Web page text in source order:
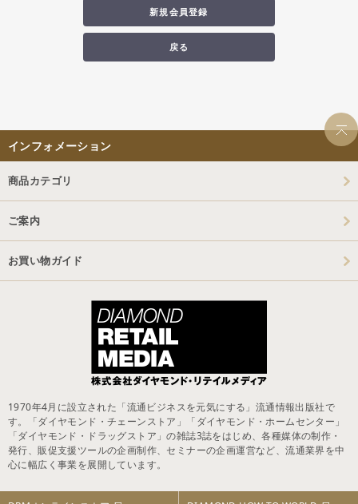
新規会員登録
戻る
インフォメーション
商品カテゴリ
ご案内
お買い物ガイド
1970年4月に設立された「流通ビジネスを元気にする」流通情報出版社で
す。「ダイヤモンド・チェーンストア」「ダイヤモンド・ホームセンター」
「ダイヤモンド・ドラッグストア」の雑誌3誌をはじめ、各種媒体の制作・
発行、販促支援ツールの企画制作、セミナーの企画運営など、流通業界を中
心に幅広く事業を展開しています。